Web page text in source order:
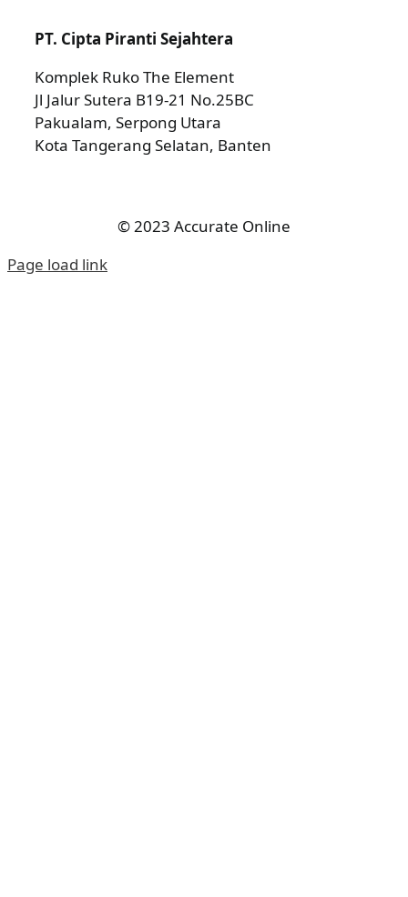
PT. Cipta Piranti Sejahtera
Komplek Ruko The Element
Jl Jalur Sutera B19-21 No.25BC
Pakualam, Serpong Utara
Kota Tangerang Selatan, Banten
© 2023 Accurate Online
Page load link